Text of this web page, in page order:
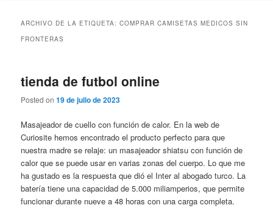
ARCHIVO DE LA ETIQUETA:COMPRAR CAMISETAS MEDICOS SIN
FRONTERAS
tienda de futbol online
Posted on19 de julio de 2023
Masajeador de cuello con función de calor. En la web de
Curiosite hemos encontrado el producto perfecto para que
nuestra madre se relaje: un masajeador shiatsu con función de
calor que se puede usar en varias zonas del cuerpo. Lo que me
ha gustado es la respuesta que dió el Inter al abogado turco. La
batería tiene una capacidad de 5.000 miliamperios, que permite
funcionar durante nueve a 48 horas con una carga completa.